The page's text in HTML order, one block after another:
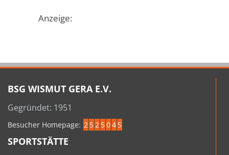
Anzeige:
BSG WISMUT GERA E.V.
Gegründet: 1951
Besucher Homepage: 2 52 504 5
SPORTSTÄTTE